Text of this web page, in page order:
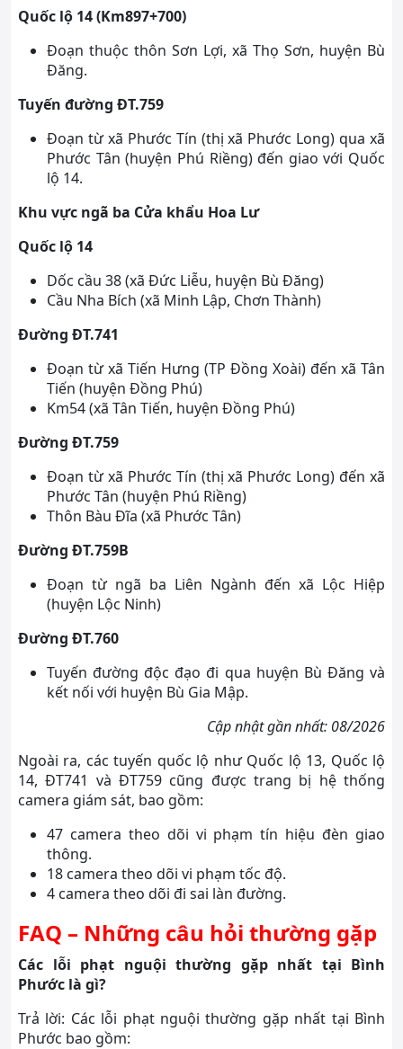
Quốc lộ 14 (Km897+700)
Đoạn thuộc thôn Sơn Lợi, xã Thọ Sơn, huyện Bù
Đăng.
Tuyến đường ĐT.759
Đoạn từ xã Phước Tín (thị xã Phước Long) qua xã
Phước Tân (huyện Phú Riềng) đến giao với Quốc
lộ 14.
Khu vực ngã ba Cửa khẩu Hoa Lư
Quốc lộ 14
Dốc cầu 38 (xã Đức Liễu, huyện Bù Đăng)
Cầu Nha Bích (xã Minh Lập, Chơn Thành)
Đường ĐT.741
Đoạn từ xã Tiến Hưng (TP Đồng Xoài) đến xã Tân
Tiến (huyện Đồng Phú)
Km54 (xã Tân Tiến, huyện Đồng Phú)
Đường ĐT.759
Đoạn từ xã Phước Tín (thị xã Phước Long) đến xã
Phước Tân (huyện Phú Riềng)
Thôn Bàu Đĩa (xã Phước Tân)
Đường ĐT.759B
Đoạn từ ngã ba Liên Ngành đến xã Lộc Hiệp
(huyện Lộc Ninh)
Đường ĐT.760
Tuyến đường độc đạo đi qua huyện Bù Đăng và
kết nối với huyện Bù Gia Mập.
Cập nhật gần nhất: 08/2026
Ngoài ra, các tuyến quốc lộ như Quốc lộ 13, Quốc lộ
14, ĐT741 và ĐT759 cũng được trang bị hệ thống
camera giám sát, bao gồm:
47 camera theo dõi vi phạm tín hiệu đèn giao
thông.
18 camera theo dõi vi phạm tốc độ.
4 camera theo dõi đi sai làn đường.
FAQ – Những câu hỏi thường gặp
Các lỗi phạt nguội thường gặp nhất tại Bình
Phước là gì?
Trả lời: Các lỗi phạt nguội thường gặp nhất tại Bình
Phước bao gồm: